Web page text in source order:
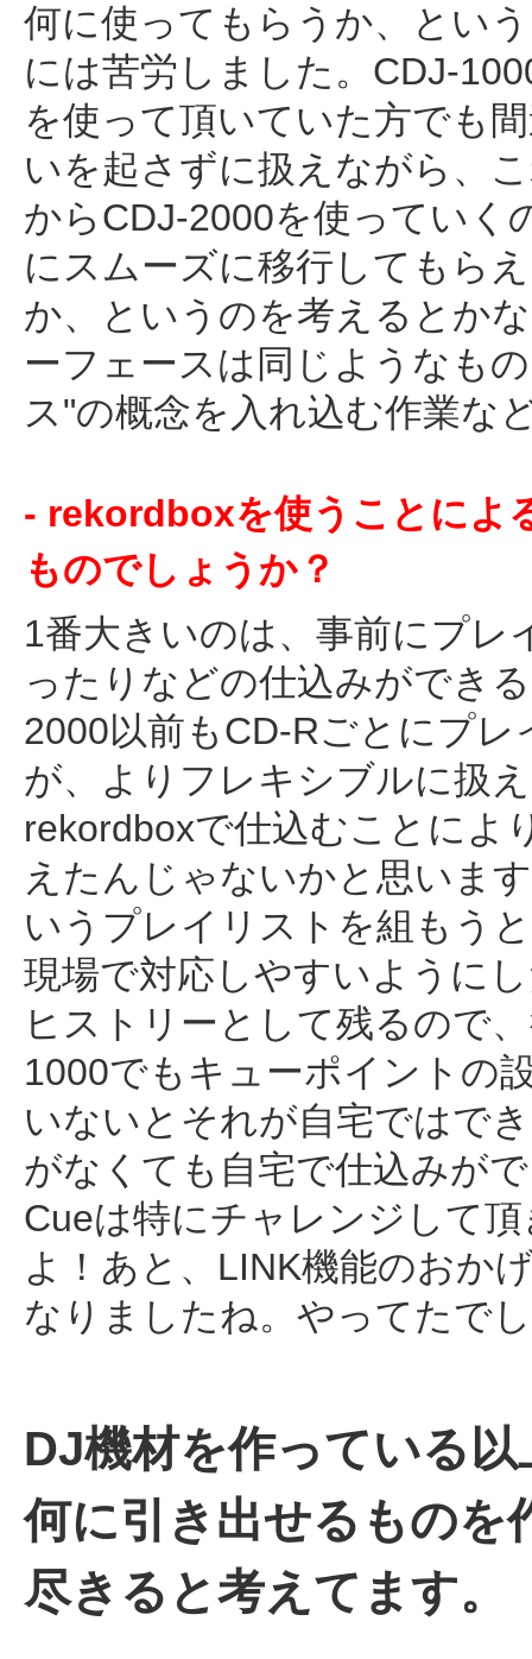
何に使ってもらうか、とい
には苦労しました。CDJ-
を使って頂いていた方でも
いを起さずに扱えながら、
からCDJ-2000を使っていく
にスムーズに移行してもら
か、というのを考えるとか
ーフェースは同じようなも
ス"の概念を入れ込む作業な
- rekordboxを使うことによ
ものでしょうか？
1番大きいのは、事前にプレ
ったりなどの仕込みができ
2000以前もCD-Rごとにプ
が、よりフレキシブルに扱
rekordboxで仕込むことによ
えたんじゃないかと思いま
いうプレイリストを組もう
現場で対応しやすいように
ヒストリーとして残るので
1000でもキューポイントの
いないとそれが自宅ではで
がなくても自宅で仕込みが
Cueは特にチャレンジして
よ！あと、LINK機能のおか
なりましたね。やってたで
DJ機材を作っている
何に引き出せるものを
尽きると考えてます。